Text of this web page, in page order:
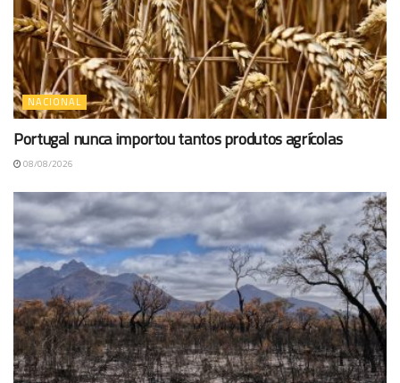
NACIONAL
Portugal nunca importou tantos produtos agrícolas
08/08/2026